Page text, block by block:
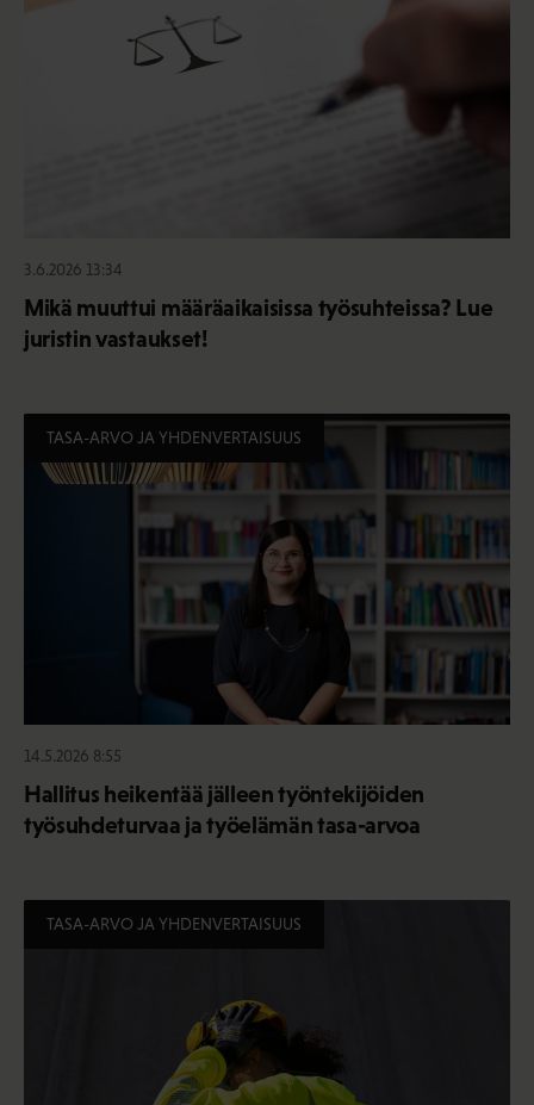
3.6.2026 13:34
Mikä muuttui määräaikaisissa työsuhteissa? Lue
juristin vastaukset!
TASA-ARVO JA YHDENVERTAISUUS
14.5.2026 8:55
Hallitus heikentää jälleen työntekijöiden
työsuhdeturvaa ja työelämän tasa-arvoa
TASA-ARVO JA YHDENVERTAISUUS